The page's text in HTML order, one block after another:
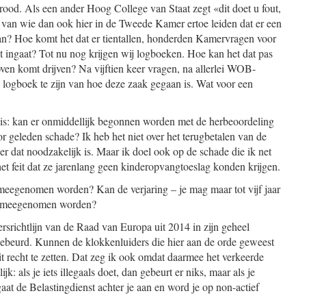
Als een ander Hoog College van Staat zegt «dit doet u fout,
wie dan ook hier in de Tweede Kamer ertoe leiden dat er een
Hoe komt het dat er tientallen, honderden Kamervragen voor
Tot nu nog krijgen wij logboeken. Hoe kan het dat pas
komt drijven? Na vijftien keer vragen, na allerlei WOB-
te zijn van hoe deze zaak gegaan is. Wat voor een
kan er onmiddellijk begonnen worden met de herbeoordeling
schade? Ik heb het niet over het terugbetalen van de
dat noodzakelijk is. Maar ik doel ook op de schade die ik net
feit dat ze jarenlang geen kinderopvangtoeslag konden krijgen.
worden? Kan de verjaring – je mag maar tot vijf jaar
worden?
van de Raad van Europa uit 2014 in zijn geheel
Kunnen de klokkenluiders die hier aan de orde geweest
te zetten. Dat zeg ik ook omdat daarmee het verkeerde
als je iets illegaals doet, dan gebeurt er niks, maar als je
de Belastingdienst achter je aan en word je op non-actief